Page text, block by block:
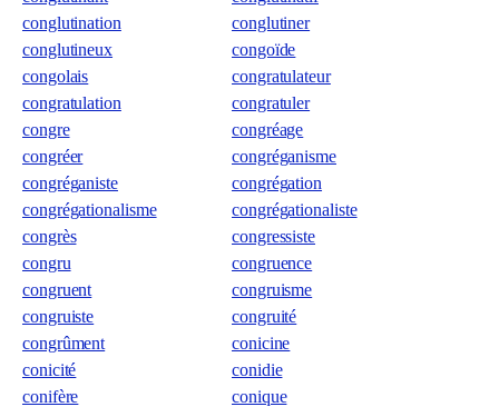
conglutination
conglutiner
conglutineux
congoïde
congolais
congratulateur
congratulation
congratuler
congre
congréage
congréer
congréganisme
congréganiste
congrégation
congrégationalisme
congrégationaliste
congrès
congressiste
congru
congruence
congruent
congruisme
congruiste
congruité
congrûment
conicine
conicité
conidie
conifère
conique